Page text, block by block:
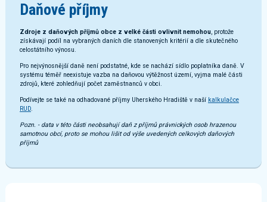
Daňové příjmy
Zdroje z daňových příjmů obce z velké části ovlivnit nemohou , protože
získávají podíl na vybraných daních dle stanovených kritérií a dle skutečného
celostátního výnosu.
Pro nejvýnosnější daně není podstatné, kde se nachází sídlo poplatníka daně. V
systému téměř neexistuje vazba na daňovou výtěžnost území, vyjma malé části
zdrojů, které zohledňují počet zaměstnanců v obci.
Podívejte se také na odhadované příjmy Uherského Hradiště v naší kalkulačce
RUD
Pozn. - data v této části neobsahují daň z příjmů právnických osob hrazenou
samotnou obcí, proto se mohou lišit od výše uvedených celkových daňových
příjmů